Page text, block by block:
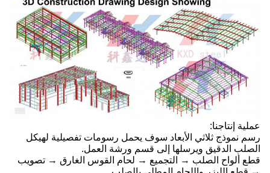
عملية إنتاجنا:
رسم نموذج ثلاثي الأبعاد سوف يحمل رسومات تفصيلية لهيكل
الصلب الدقيق ويرسلها إلى قسم ورشة العمل.
قطع ألواح الصلب → التجميع → لحام القوس الغارق → تصويب